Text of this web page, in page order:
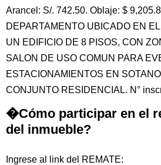
Arancel: S/. 742.50. Oblaje: $
DEPARTAMENTO UBICADO EN
UN EDIFICIO DE 8 PISOS, CON
SALON DE USO COMUN PARA
ESTACIONAMIENTOS EN
CONJUNTO RESIDENCIAL. N°
�Cómo participar en el
del inmueble?
Ingrese al link del REMATE: